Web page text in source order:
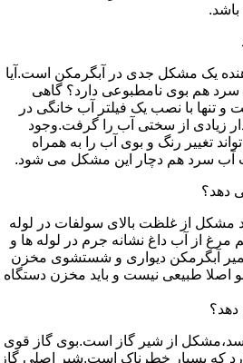
یک مشکل جدی در آبگرمکن است.آیا
سرد هم بوی نامطبوعی دارد؟ گاهی
و تنها با نصب یک فیلتر آب خانگی در
زیادی از سختی آب را گرفت.وجود
تغییر رنگ و بوی آب را به همراه
آب سرد هم دچار این مشکل می شود.
مشکل از غلظت بالای سولفات در لوله
از آب داغ نشانه جرم در لوله ها و
آبگرمکن دیواری و شستشوی مخزن
بو اصلا طبیعی نیست و باید مخزن دستگاه
از شیر گاز است.بوی گاز قوی
که بسیار خطرناک است.شیر اصلی گاز